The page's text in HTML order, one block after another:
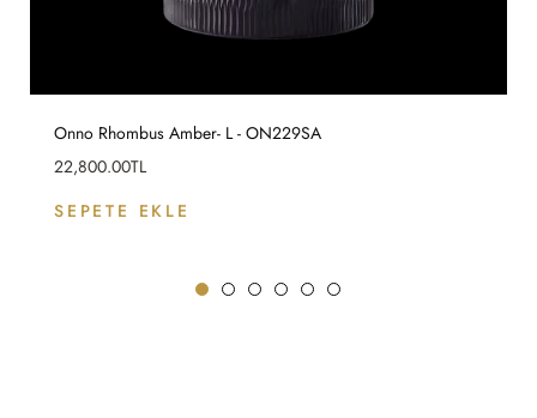
Onno Rhombus Amber- L - ON229SA
Fiyat
22,800.00TL
SEPETE EKLE